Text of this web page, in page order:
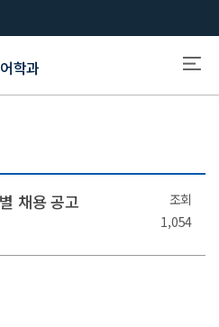
학과
채용 공고
조회
1,054